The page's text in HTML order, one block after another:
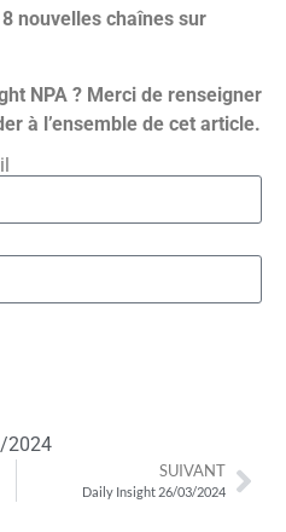
nouvelles chaînes sur
NPA ? Merci de renseigner
à l’ensemble de cet article.
2024
SUIVANT
Daily Insight 26/03/2024